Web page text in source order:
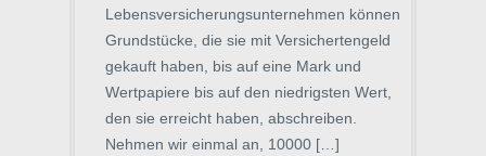
Lebensversicherungsunternehmen können
Grundstücke, die sie mit Versichertengeld
gekauft haben, bis auf eine Mark und
Wertpapiere bis auf den niedrigsten Wert,
den sie erreicht haben, abschreiben.
Nehmen wir einmal an, 10000 […]